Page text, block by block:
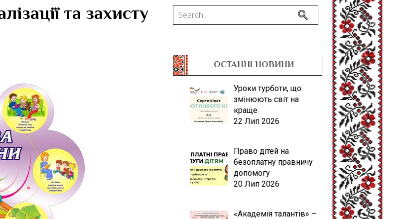
та захисту
ОСТАННІ НОВИНИ
Уроки турботи, що
змінюють світ на
краще
22 Лип 2026
Право дітей на
безоплатну правничу
допомогу
20 Лип 2026
«Академія талантів» –